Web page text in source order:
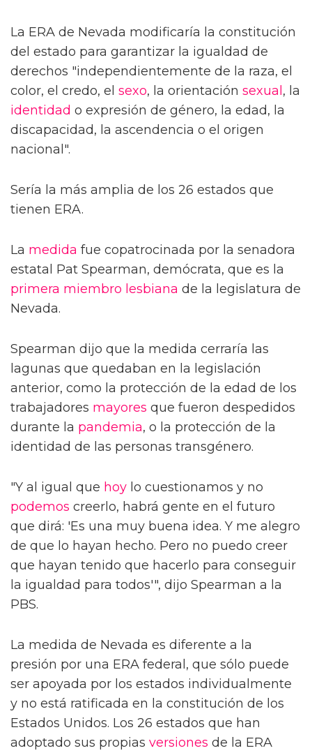
La ERA de Nevada modificaría la constitución
del estado para garantizar la igualdad de
derechos "independientemente de la raza, el
color, el credo, el sexo, la orientación sexual, la
identidad o expresión de género, la edad, la
discapacidad, la ascendencia o el origen
nacional".
Sería la más amplia de los 26 estados que
tienen ERA.
La medida fue copatrocinada por la senadora
estatal Pat Spearman, demócrata, que es la
primera miembro lesbiana de la legislatura de
Nevada.
Spearman dijo que la medida cerraría las
lagunas que quedaban en la legislación
anterior, como la protección de la edad de los
trabajadores mayores que fueron despedidos
durante la pandemia, o la protección de la
identidad de las personas transgénero.
"Y al igual que hoy lo cuestionamos y no
podemos creerlo, habrá gente en el futuro
que dirá: 'Es una muy buena idea. Y me alegro
de que lo hayan hecho. Pero no puedo creer
que hayan tenido que hacerlo para conseguir
la igualdad para todos'", dijo Spearman a la
PBS.
La medida de Nevada es diferente a la
presión por una ERA federal, que sólo puede
ser apoyada por los estados individualmente
y no está ratificada en la constitución de los
Estados Unidos. Los 26 estados que han
adoptado sus propias versiones de la ERA